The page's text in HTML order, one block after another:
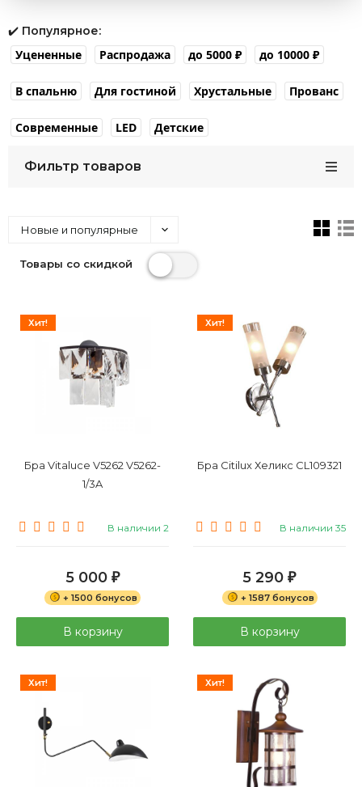
✔️ Популярное:
Уцененные Распродажа до 5000 ₽ до 10000 ₽
В спальню Для гостиной Хрустальные Прованс
Современные LED Детские
Фильтр товаров
Новые и популярные
Товары со скидкой
Хит!
Бра Vitaluce V5262 V5262-
1/3A
В наличии 2
5 000 ₽
+ 1500 бонусов
В корзину
Хит!
Бра Citilux Хеликс CL109321
В наличии 35
5 290 ₽
+ 1587 бонусов
В корзину
Хит! Хит!